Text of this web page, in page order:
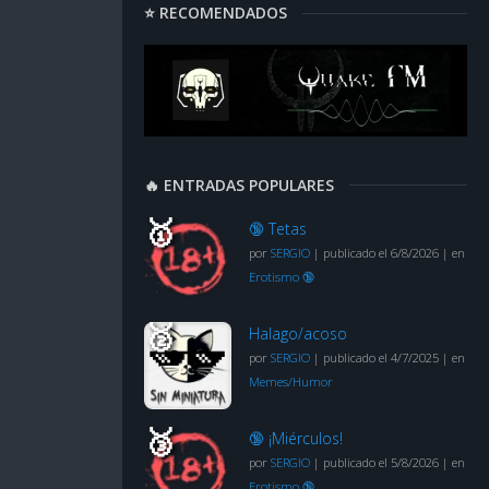
⭐ RECOMENDADOS
🔥 ENTRADAS POPULARES
🔞 Tetas
por SERGIO | publicado el 6/8/2026 | en
Erotismo 🔞
Halago/acoso
por SERGIO | publicado el 4/7/2025 | en
Memes/Humor
🔞 ¡Miérculos!
por SERGIO | publicado el 5/8/2026 | en